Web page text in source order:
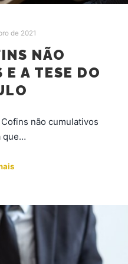
de 2021
NÃO
A TESE DO
não cumulativos
que…